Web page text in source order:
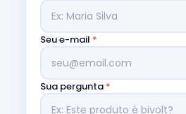
Seu e-mail *
Sua pergunta *